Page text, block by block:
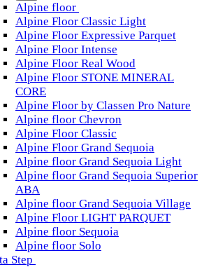
Alpine floor
Alpine Floor Classic Light
Alpine Floor Expressive Parquet
Alpine Floor Intense
Alpine Floor Real Wood
Alpine Floor STONE MINERAL
CORE
Alpine Floor by Classen Pro Nature
Alpine floor Chevron
Alpine Floor Classic
Alpine Floor Grand Sequoia
Alpine floor Grand Sequoia Light
Alpine floor Grand Sequoia Superior
ABA
Alpine floor Grand Sequoia Village
Alpine Floor LIGHT PARQUET
Alpine floor Sequoia
Alpine floor Solo
Step